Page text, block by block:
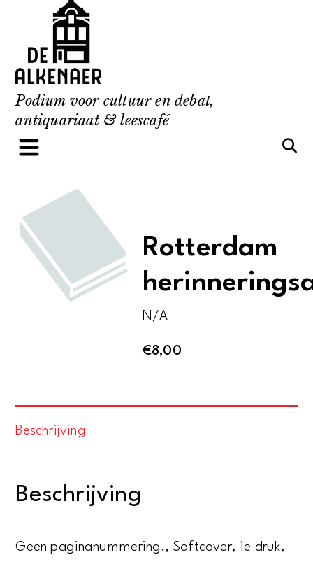
content
Podium voor cultuur en debat,
antiquariaat & leescafé
Rotterdam
N/A
€8,00
Beschrijving
Beschrijving
Geen paginanummering., Softcover, 1e druk,